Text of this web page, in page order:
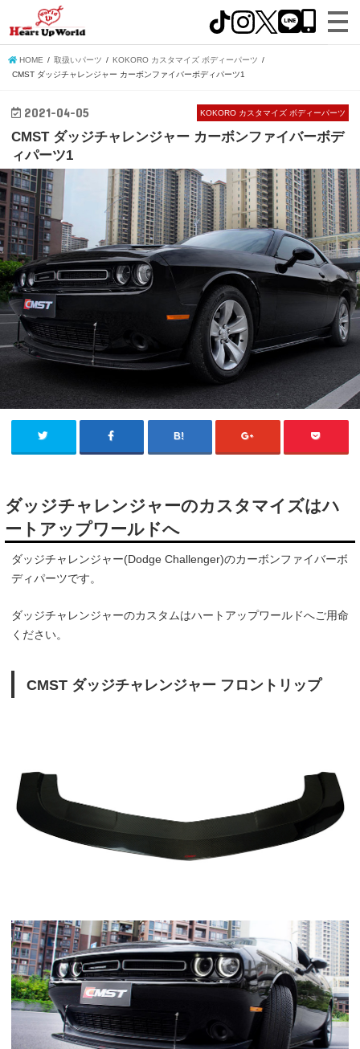
HOME 取扱いパーツ
KOKORO カスタマイズ ボディーパーツ
CMST ダッジチャレンジャー カーボンファイバーボディパーツ1
KOKORO カスタマイズ ボディーパーツ
2021-04-05
CMST ダッジチャレンジャー カーボンファイバーボデ
ィパーツ1
ダッジチャレンジャーのカスタマイズはハ
ートアップワールドへ
ダッジチャレンジャー(Dodge Challenger)のカーボンファイバーボ
ディパーツです。
ダッジチャレンジャーのカスタムはハートアップワールドへご用命
ください。
CMST ダッジチャレンジャー フロントリップ